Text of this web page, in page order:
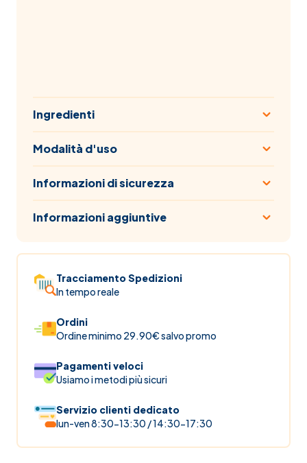
Ingredienti
Modalità d'uso
Informazioni di sicurezza
Informazioni aggiuntive
Tracciamento Spedizioni
In tempo reale
Ordini
Ordine minimo 29.90€ salvo promo
Pagamenti veloci
Usiamo i metodi più sicuri
Servizio clienti dedicato
lun-ven 8:30-13:30 / 14:30-17:30